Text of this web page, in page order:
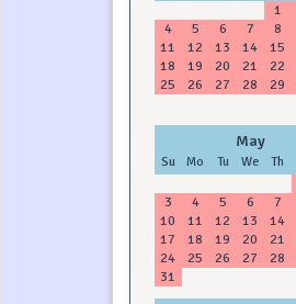
1
4
5 6 7 8
11
12 13 14 15
18
19 20 21 22
25
26 27 28 29
May
Su Mo Tu We Th
3
4 5 6 7
10
11 12 13 14
17
18 19 20 21
24
25 26 27 28
31